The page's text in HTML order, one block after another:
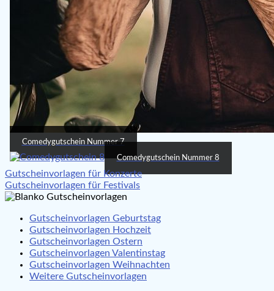
Comedygutschein Nummer 7
Comedygutschein Nummer 8
Beitragsnavigation
Gutscheinvorlagen für Konzerte
Gutscheinvorlagen für Festivals
Gutscheinvorlagen Geburtstag
Gutscheinvorlagen Hochzeit
Gutscheinvorlagen Ostern
Gutscheinvorlagen Valentinstag
Gutscheinvorlagen Weihnachten
Weitere Gutscheinvorlagen